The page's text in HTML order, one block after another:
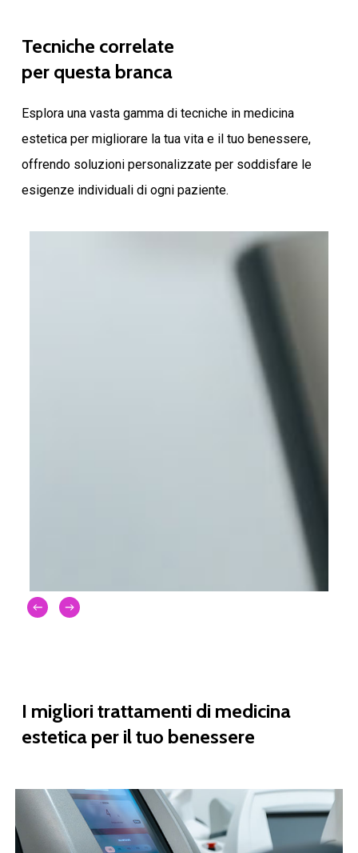
Tecniche correlate
per questa branca
Esplora una vasta gamma di tecniche in medicina
estetica per migliorare la tua vita e il tuo benessere,
offrendo soluzioni personalizzate per soddisfare le
esigenze individuali di ogni paziente.
I migliori trattamenti di medicina
estetica per iltuo benessere